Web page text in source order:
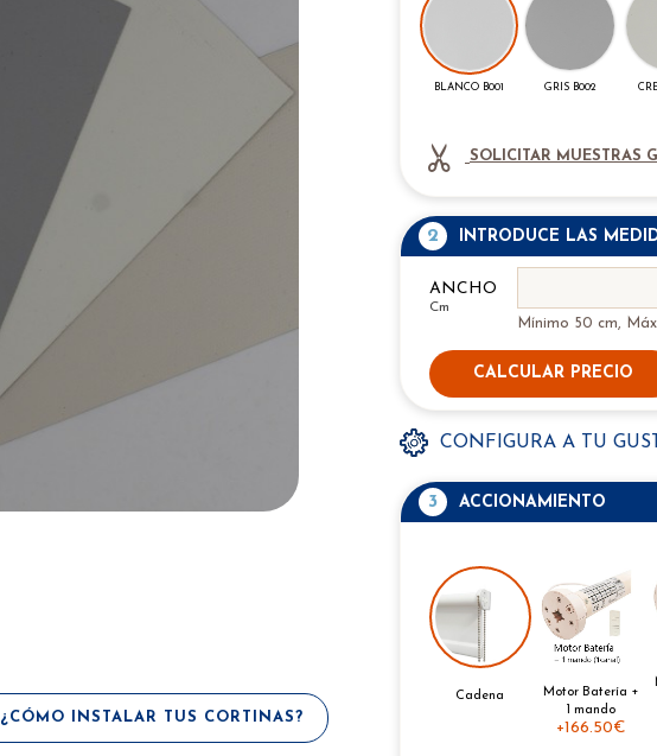
¿CÓMO INSTALAR TUS CORTINAS?
BLANCO B001 GRIS B002
SOLICITAR MUESTRAS
2 INTRODUCE LAS
ANCHO
Cm
Mínimo 50 cm,
CALCULAR PRECIO
CONFIGURA A TU
3 ACCIONAMIENTO
Cadena
Motor Batería +
1 mando
+166.50€